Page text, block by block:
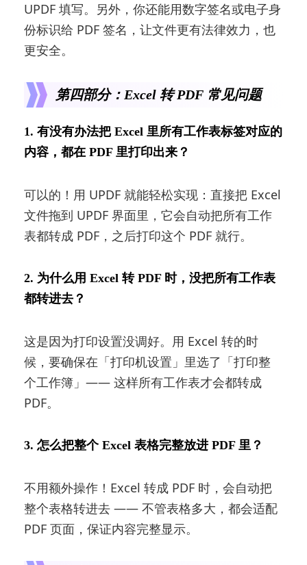
UPDF 填写。另外，你还能用数字签名或电子身
份标识给 PDF 签名，让文件更有法律效力，也
更安全。
第四部分：Excel 转 PDF 常见问题
1. 有没有办法把 Excel 里所有工作表标签对应的
内容，都在 PDF 里打印出来？
可以的！用 UPDF 就能轻松实现：直接把 Excel
文件拖到 UPDF 界面里，它会自动把所有工作
表都转成 PDF，之后打印这个 PDF 就行。
2. 为什么用 Excel 转 PDF 时，没把所有工作表
都转进去？
这是因为打印设置没调好。用 Excel 转的时
候，要确保在「打印机设置」里选了「打印整
个工作簿」—— 这样所有工作表才会都转成
PDF。
3. 怎么把整个 Excel 表格完整放进 PDF 里？
不用额外操作！Excel 转成 PDF 时，会自动把
整个表格转进去 —— 不管表格多大，都会适配
PDF 页面，保证内容完整显示。